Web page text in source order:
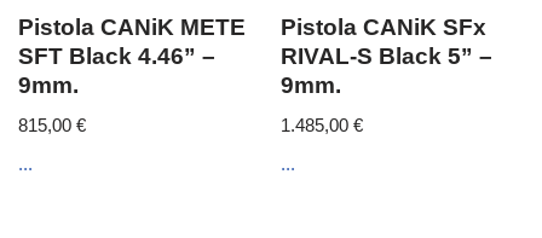
Pistola CANiK METE
SFT Black 4.46” –
9mm.
815,00 €
...
Pistola CANiK SFx
RIVAL-S Black 5” –
9mm.
1.485,00€
...